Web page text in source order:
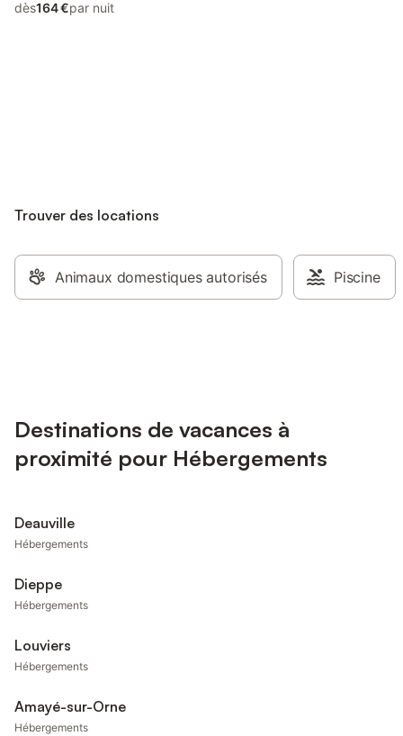
dès164 €par nuit
Trouver des locations
Animaux domestiques autorisés Piscine
Destinations de vacances à
proximité pour Hébergements
Deauville
Hébergements
Dieppe
Hébergements
Louviers
Hébergements
Amayé-sur-Orne
Hébergements